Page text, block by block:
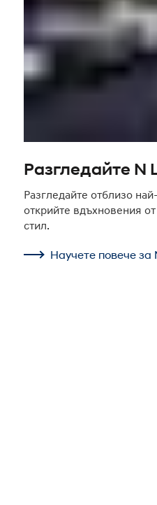
Разгледайте N
Разгледайте отблизо
открийте вдъхновения
стил.
Научете повече за